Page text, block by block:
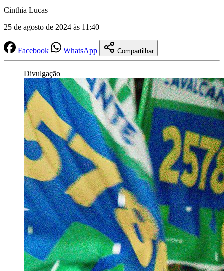
Cinthia Lucas
25 de agosto de 2024 às 11:40
Facebook WhatsApp Compartilhar
Divulgação